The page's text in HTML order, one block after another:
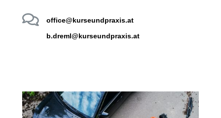

office@kurseundpraxis.at
b.dreml@kurseundpraxis.at